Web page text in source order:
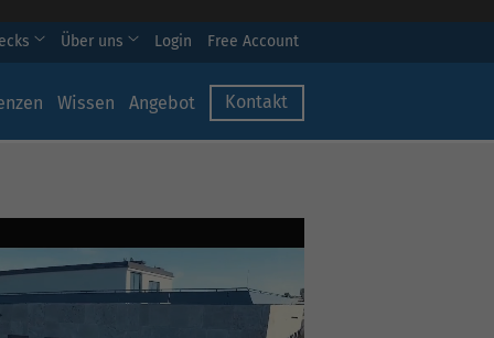
Über uns Login Free Account
Wissen Angebot Kontakt